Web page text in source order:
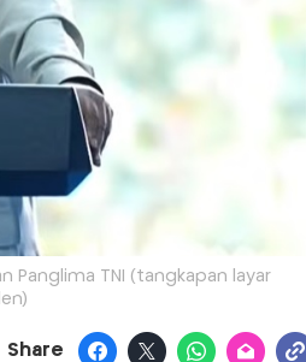
Panglima TNI (tangkapan layar
Share